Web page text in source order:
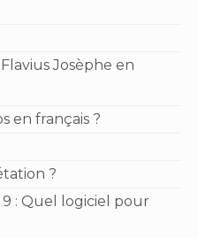
Josèphe en
en français ?
?
: Quel logiciel pour